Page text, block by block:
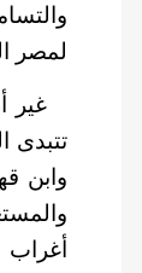
لمصر
غير
تتبدى
وابن